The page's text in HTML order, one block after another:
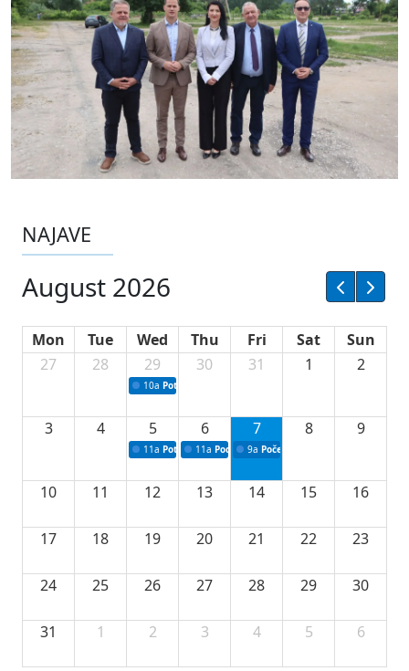
NAJAVE
August 2026
Mon Tue Wed Thu Fri Sat
Sun
27
28 29
10a Potpisivanje ugovora sa neprofitnim
30 31 1 2
3 4 5
11a Potpisivanje ugovora o stipendijama za
6
11a Podrška razvoju vodne infrastrukture u
7
9a Početak izgradnje nove
8 9
10 11 12 13 14 15 16
17 18 19 20 21 22 23
24 25 26 27 28 29 30
31 1 2 3 4 5 6